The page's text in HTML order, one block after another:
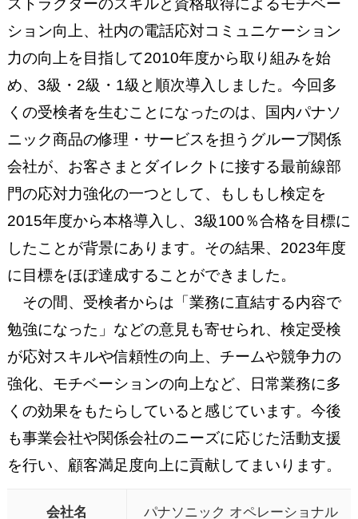
ション向上、社内の電話応対コミュニケーション
力の向上を目指して2010年度から取り組みを始
め、3級・2級・1級と順次導入しました。今回多
くの受検者を生むことになったのは、国内パナソ
ニック商品の修理・サービスを担うグループ関係
会社が、お客さまとダイレクトに接する最前線部
門の応対力強化の一つとして、もしもし検定を
2015年度から本格導入し、3級100％合格を目標に
したことが背景にあります。その結果、2023年度
に目標をほぼ達成することができました。
その間、受検者からは「業務に直結する内容で
勉強になった」などの意見も寄せられ、検定受検
が応対スキルや信頼性の向上、チームや競争力の
強化、モチベーションの向上など、日常業務に多
くの効果をもたらしていると感じています。今後
も事業会社や関係会社のニーズに応じた活動支援
を行い、顧客満足度向上に貢献してまいります。
会社名 パナソニック オペレーショナル